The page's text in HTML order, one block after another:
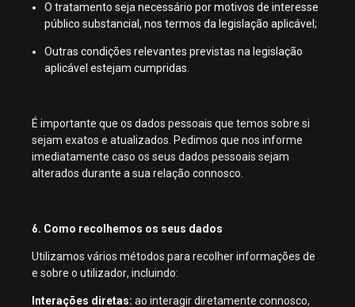
O tratamento seja necessário por motivos de interesse
público substancial, nos termos da legislação aplicável;
Outras condições relevantes previstas na legislação
aplicável estejam cumpridas.
É importante que os dados pessoais que temos sobre si
sejam exatos e atualizados. Pedimos que nos informe
imediatamente caso os seus dados pessoais sejam
alterados durante a sua relação connosco.
6. Como recolhemos os seus dados
Utilizamos vários métodos para recolher informações de
e sobre o utilizador, incluindo:
Interações diretas: ao interagir diretamente connosco,